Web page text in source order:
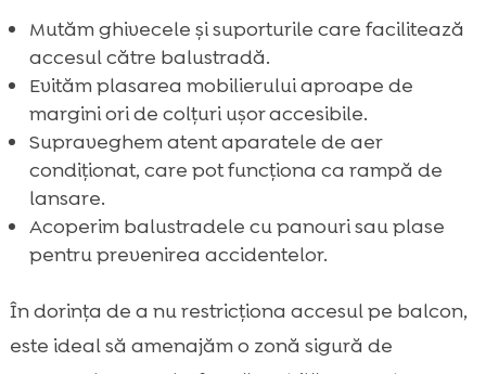
Mutăm ghivecele și suporturile care facilitează
accesul către balustradă.
Evităm plasarea mobilierului aproape de
margini ori de colțuri ușor accesibile.
Supraveghem atent aparatele de aer
condiționat, care pot funcționa ca rampă de
lansare.
Acoperim balustradele cu panouri sau plase
pentru prevenirea accidentelor.
În dorința de a nu restricționa accesul pe balcon,
este ideal să amenajăm o zonă sigură de